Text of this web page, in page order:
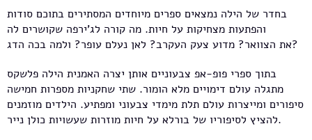
בחדר של הילה נמצאים ספרים מיוחדים המסתירים בתוכם סודות
והפתעות מצחיקות על חיות. מה קורה לג'ירפה שקושרים לה
את הצוואר? מדוע צעק העקרב? לאן נעלם עופר? ולמה בכה הדג?
בתוך ספרי פופ-אפ צבעוניים אותן יצרה האמנית הילה פלשקס
מתגלה עולם דימויים מלא הומור. שתי שחקניות מספרות חמישה
סיפורים ומייצרות עולם תלת מימדי צבעוני ומפתיע. הילדים מוזמנים
להציץ לסיפוריו של בורלא על חיות מוזרות שעשויות כולן נייר.